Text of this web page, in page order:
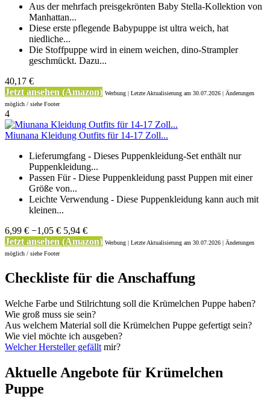
Aus der mehrfach preisgekrönten Baby Stella-Kollektion von
Manhattan...
Diese erste pflegende Babypuppe ist ultra weich, hat
niedliche...
Die Stoffpuppe wird in einem weichen, dino-Strampler
geschmückt. Dazu...
40,17 €
Jetzt ansehen (Amazon) Werbung | Letzte Aktualisierung am 30.07.2026 | Änderungen
möglich / siehe Footer
4
Miunana Kleidung Outfits für 14-17 Zoll...
Lieferumgfang - Dieses Puppenkleidung-Set enthält nur
Puppenkleidung...
Passen Für - Diese Puppenkleidung passt Puppen mit einer
Größe von...
Leichte Verwendung - Diese Puppenkleidung kann auch mit
kleinen...
6,99 € −1,05 € 5,94 €
Jetzt ansehen (Amazon) Werbung | Letzte Aktualisierung am 30.07.2026 | Änderungen
möglich / siehe Footer
Checkliste für die Anschaffung
Welche Farbe und Stilrichtung soll die Krümelchen Puppe haben?
Wie groß muss sie sein?
Aus welchem Material soll die Krümelchen Puppe gefertigt sein?
Wie viel möchte ich ausgeben?
Welcher Hersteller gefällt mir?
Aktuelle Angebote für Krümelchen
Puppe